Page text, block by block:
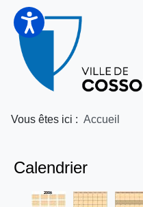
Vous êtes ici : Accueil
Calendrier